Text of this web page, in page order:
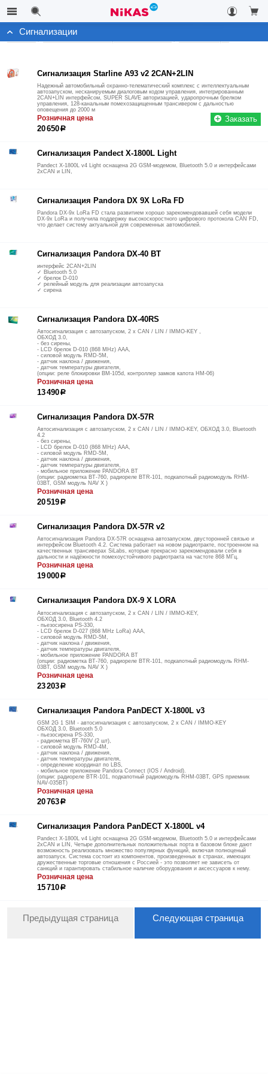
Автомобильные охранные системы
Сигнализации
Сигнализация Starline A93 v2 2CAN+2LIN
Надежный автомобильный охранно-телематический комплекс с интеллектуальным
автозапуском, несканируемым диалоговым кодом управления, интегрированным
2CAN+LIN интерфейсом, SUPER SLAVE авторизацией, ударопрочным брелком
управления, 128-канальным помехозащищенным трансивером с дальностью
оповещения до 2000 м
Розничная цена
20 650р
Заказать
Сигнализация Pandect X-1800L Light
Pandect X-1800L v4 Light оснащена 2G GSM-модемом, Bluetooth 5.0 и интерфейсами
2xCAN и LIN,
Сигнализация Pandora DX 9X LoRa FD
Pandora DX-9x LoRa FD стала развитием хорошо зарекомендовавшей себя модели
DX-9x LoRa и получила поддержку высокоскоростного цифрового протокола CAN FD,
что делает систему актуальной для современных автомобилей.
Сигнализация Pandora DX-40 BT
интерфейс 2CAN+2LIN
✓ Bluetooth 5.0
✓ брелок D-010
✓ релейный модуль для реализации автозапуска
✓ сирена
Сигнализация Pandora DX-40RS
Автосигнализация с автозапуском, 2 х CAN / LIN / IMMO-KEY ,
ОБХОД 3.0,
- без сирены,
- LCD брелок D-010 (868 MHz) ААА,
- силовой модуль RMD-5M,
- датчик наклона / движения,
- датчик температуры двигателя,
(опции: реле блокировки BM-105d, контроллер замков капота НМ-06)
Розничная цена
13 490р
Сигнализация Pandora DX-57R
Автосигнализация с автозапуском, 2 х CAN / LIN / IMMO-KEY, ОБХОД 3.0, Bluetooth
4.2
- без сирены,
- LCD брелок D-010 (868 MHz) ААА,
- силовой модуль RMD-5M,
- датчик наклона / движения,
- датчик температуры двигателя,
- мобильное приложение PANDORA BT
(опции: радиометка BT-760, радиореле BTR-101, подкапотный радиомодуль RHM-
03BT, GSM модуль NAV Х )
Розничная цена
20 519р
Сигнализация Pandora DX-57R v2
Автосигнализация Pandora DX-57R оснащена автозапуском, двусторонней связью и
интерфейсом Bluetooth 4.2. Система работает на новом радиотракте, построенном на
качественных трансиверах SiLabs, которые прекрасно зарекомендовали себя в
дальности и надёжности помехоустойчивого радиотракта на частоте 868 МГц.
Розничная цена
19 000р
Сигнализация Pandora DX-9 Х LORA
Автосигнализация с автозапуском, 2 х CAN / LIN / IMMO-KEY,
ОБХОД 3.0, Bluetooth 4.2
- пьезосирена PS-330,
- LCD брелок D-027 (868 MHz LoRa) ААА,
- силовой модуль RMD-5M,
- датчик наклона / движения,
- датчик температуры двигателя,
- мобильное приложение PANDORA BT
(опции: радиометка BT-760, радиореле BTR-101, подкапотный радиомодуль RHM-
03BT, GSM модуль NAV Х )
Розничная цена
23 203р
Сигнализация Pandora PanDECT X-1800L v3
GSM 2G 1 SIM - автосигнализация с автозапуском, 2 х CAN / IMMO-KEY
ОБХОД 3.0, Bluetooth 5.0
- пьезосирена PS-330,
- радиометка ВТ-760V (2 шт),
- силовой модуль RMD-4M,
- датчик наклона / движения,
- датчик температуры двигателя,
- определение координат по LBS,
- мобильное приложение Pandora Connect (IOS / Android).
(опции: радиореле BTR-101, подкапотный радиомодуль RHM-03BT, GPS приемник
NAV-035BT)
Розничная цена
20 763р
Сигнализация Pandora PanDECT X-1800L v4
Pandect X-1800L v4 Light оснащена 2G GSM-модемом, Bluetooth 5.0 и интерфейсами
2xCAN и LIN, Четыре дополнительных положительных порта в базовом блоке дают
возможность реализовать множество популярных функций, включая полноценый
автозапуск. Система состоит из компонентов, произведенных в странах, имеющих
дружественные торговые отношения с Россией - это позволяет не зависеть от
санкций и гарантировать стабильное наличие оборудования и аксессуаров к нему.
Розничная цена
15 710р
Предыдущая страница Следующая страница